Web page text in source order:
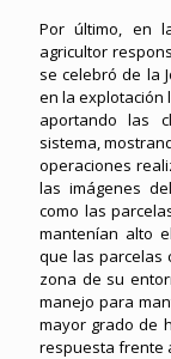
Por último, en
agricultor
se celebró de la
en la explotación
aportando las
sistema,
operaciones
las imágenes
como las
mantenían alto
que las parcelas
zona de su
manejo para
mayor grado de
respuesta frente